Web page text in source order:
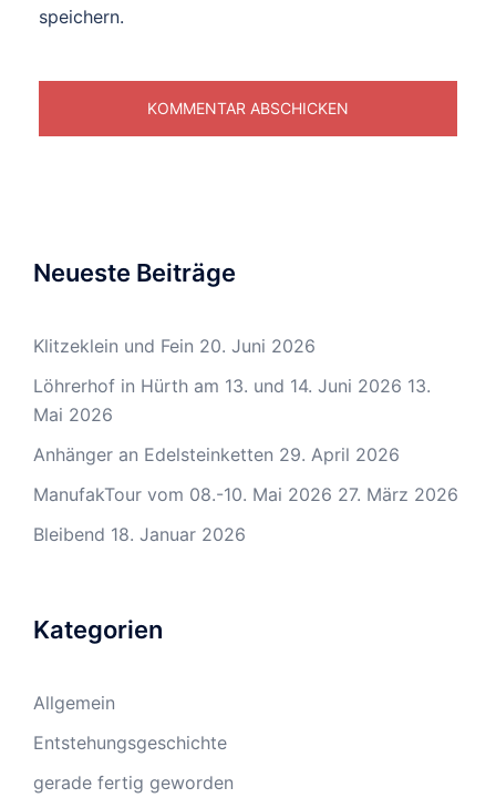
speichern.
Neueste Beiträge
Klitzeklein und Fein 20. Juni 2026
Löhrerhof in Hürth am 13. und 14. Juni 2026 13.
Mai 2026
Anhänger an Edelsteinketten 29. April 2026
ManufakTour vom 08.-10. Mai 2026 27. März 2026
Bleibend 18. Januar 2026
Kategorien
Allgemein
Entstehungsgeschichte
gerade fertig geworden